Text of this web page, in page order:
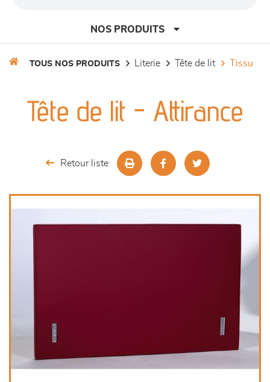
NOS PRODUITS
séjours
meubles de complément
literie
outdoor
TOUS NOS PRODUITS literie tête de lit tissu
Tête de lit - Attirance
Retour liste